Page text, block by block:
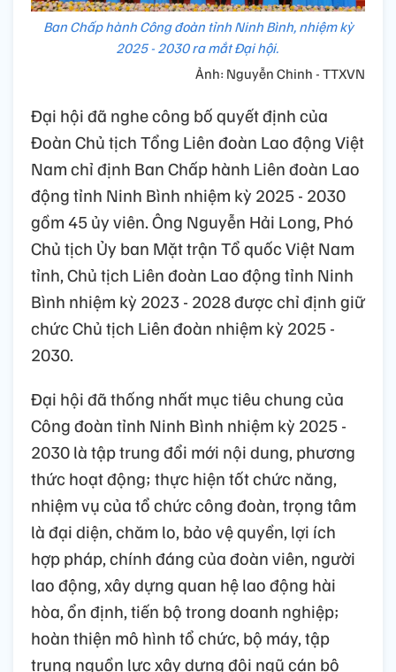
Ban Chấp hành Công đoàn tỉnh Ninh Bình, nhiệm kỳ
2025 - 2030 ra mắt Đại hội.
Ảnh: Nguyễn Chinh - TTXVN
Đại hội đã nghe công bố quyết định của
Đoàn Chủ tịch Tổng Liên đoàn Lao động Việt
Nam chỉ định Ban Chấp hành Liên đoàn Lao
động tỉnh Ninh Bình nhiệm kỳ 2025 - 2030
gồm 45 ủy viên. Ông Nguyễn Hải Long, Phó
Chủ tịch Ủy ban Mặt trận Tổ quốc Việt Nam
tỉnh, Chủ tịch Liên đoàn Lao động tỉnh Ninh
Bình nhiệm kỳ 2023 - 2028 được chỉ định giữ
chức Chủ tịch Liên đoàn nhiệm kỳ 2025 -
2030.
Đại hội đã thống nhất mục tiêu chung của
Công đoàn tỉnh Ninh Bình nhiệm kỳ 2025 -
2030 là tập trung đổi mới nội dung, phương
thức hoạt động; thực hiện tốt chức năng,
nhiệm vụ của tổ chức công đoàn, trọng tâm
là đại diện, chăm lo, bảo vệ quyền, lợi ích
hợp pháp, chính đáng của đoàn viên, người
lao động, xây dựng quan hệ lao động hài
hòa, ổn định, tiến bộ trong doanh nghiệp;
hoàn thiện mô hình tổ chức, bộ máy, tập
trung nguồn lực xây dựng đội ngũ cán bộ